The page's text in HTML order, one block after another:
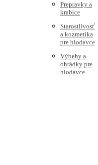
Prepravky a
krabice
Starostlivosť
a kozmetika
pre hlodavce
Výbehy a
ohrádky pre
hlodavce